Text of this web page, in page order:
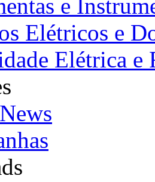
e
Elétricos e
Elétrica e